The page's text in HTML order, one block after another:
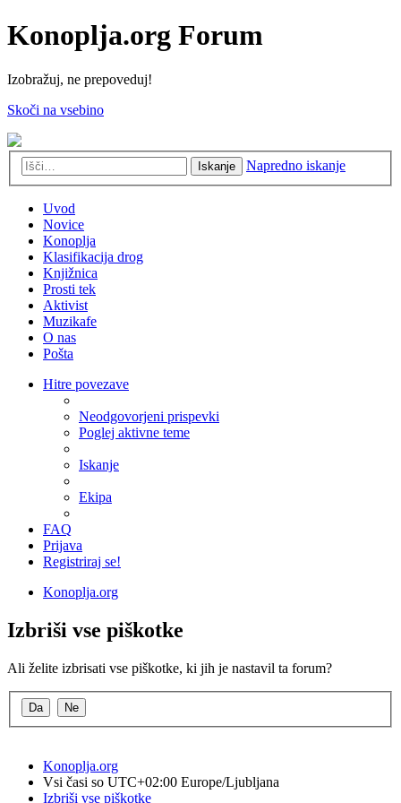
Konoplja.org Forum
Izobražuj, ne prepoveduj!
Skoči na vsebino
Iskanje Napredno iskanje
Uvod
Novice
Konoplja
Klasifikacija drog
Knjižnica
Prosti tek
Aktivist
Muzikafe
O nas
Pošta
Hitre povezave
Neodgovorjeni prispevki
Poglej aktivne teme
Iskanje
Ekipa
FAQ
Prijava
Registriraj se!
Konoplja.org
Izbriši vse piškotke
Ali želite izbrisati vse piškotke, ki jih je nastavil ta forum?
Konoplja.org
Vsi časi so UTC+02:00 Europe/Ljubljana
Izbriši vse piškotke